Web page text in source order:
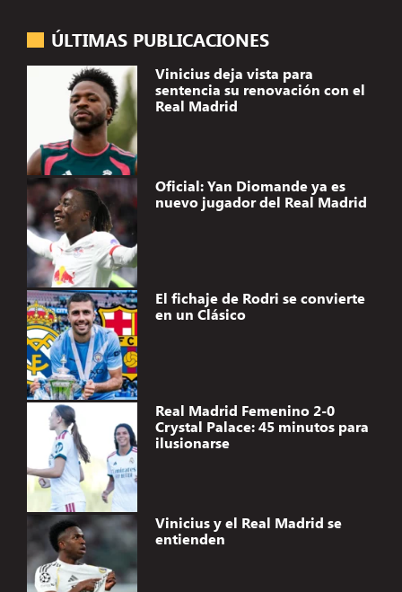
ÚLTIMAS PUBLICACIONES
Vinicius deja vista para
sentencia su renovación con el
Real Madrid
Oficial: Yan Diomande ya es
nuevo jugador del Real Madrid
El fichaje de Rodri se convierte
en un Clásico
Real Madrid Femenino 2-0
Crystal Palace: 45 minutos para
ilusionarse
Vinicius y el Real Madrid se
entienden